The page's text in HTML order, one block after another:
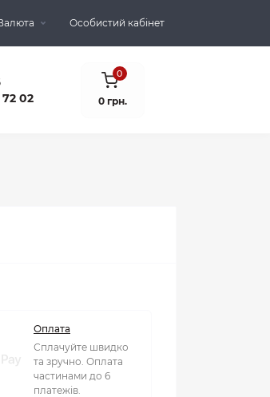
Особистий кабінет
02
0
0 грн.
Оплата
Сплачуйте швидко
та зручно. Оплата
частинами до 6
платежів.